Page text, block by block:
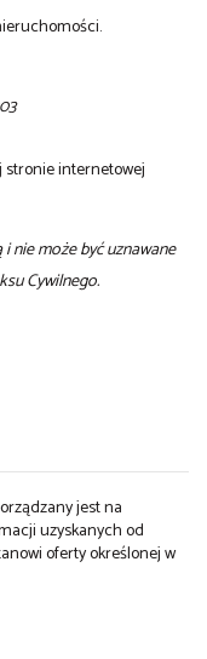
internetowej
nie może być uznawane
Cywilnego.
jest na
uzyskanych od
oferty określonej w